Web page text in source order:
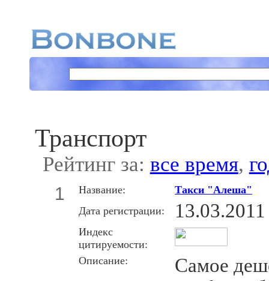
Транспорт
Рейтинг за: все время,
1 Название:
Такси "Алеша"
Дата регистрации:
13.03.2011
Индекс
цитируемости:
Описание:
Самое